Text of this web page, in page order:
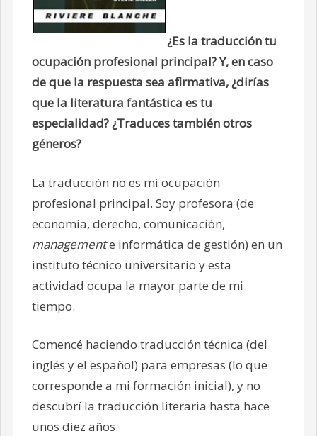
¿Es la traducción tu
ocupación profesional principal? Y, en caso
de que la respuesta sea afirmativa, ¿dirías
que la literatura fantástica es tu
especialidad? ¿Traduces también otros
géneros?
La traducción no es mi ocupación
profesional principal. Soy profesora (de
economía, derecho, comunicación,
managemente informática de gestión) en un
instituto técnico universitario y esta
actividad ocupa la mayor parte de mi
tiempo.
Comencé haciendo traducción técnica (del
inglés y el español) para empresas (lo que
corresponde a mi formación inicial), y no
descubrí la traducción literaria hasta hace
unos diez años.